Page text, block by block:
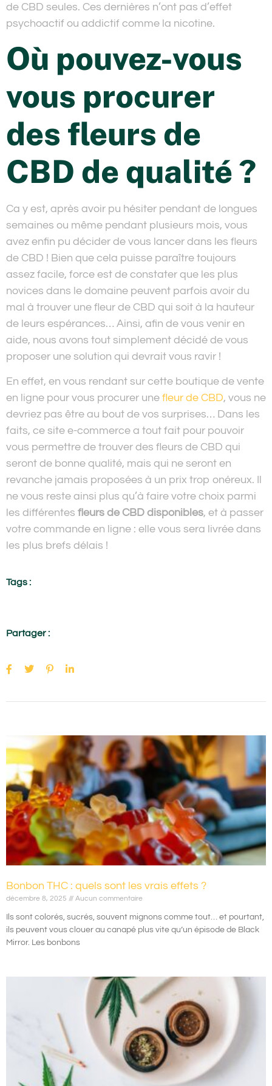
de CBD seules. Ces dernières n’ont pas d’effet
psychoactif ou addictif comme la nicotine.
Où pouvez-vous
vous procurer
des fleurs de
CBD de qualité ?
Ca y est, après avoir pu hésiter pendant de longues
semaines ou même pendant plusieurs mois, vous
avez enfin pu décider de vous lancer dans les fleurs
de CBD ! Bien que cela puisse paraître toujours
assez facile, force est de constater que les plus
novices dans le domaine peuvent parfois avoir du
mal à trouver une fleur de CBD qui soit à la hauteur
de leurs espérances… Ainsi, afin de vous venir en
aide, nous avons tout simplement décidé de vous
proposer une solution qui devrait vous ravir !
En effet, en vous rendant sur cette boutique de vente
en ligne pour vous procurer une fleur de CBD, vous ne
devriez pas être au bout de vos surprises… Dans les
faits, ce site e-commerce a tout fait pour pouvoir
vous permettre de trouver des fleurs de CBD qui
seront de bonne qualité, mais qui ne seront en
revanche jamais proposées à un prix trop onéreux. Il
ne vous reste ainsi plus qu’à faire votre choix parmi
les différentes fleurs de CBD disponibles, et à passer
votre commande en ligne : elle vous sera livrée dans
les plus brefs délais !
Tags :
Partager :
Bonbon THC : quels sont les vrais effets ?
décembre 8, 2025 Aucun commentaire
Ils sont colorés, sucrés, souvent mignons comme tout… et pourtant,
ils peuvent vous clouer au canapé plus vite qu’un épisode de Black
Mirror. Les bonbons